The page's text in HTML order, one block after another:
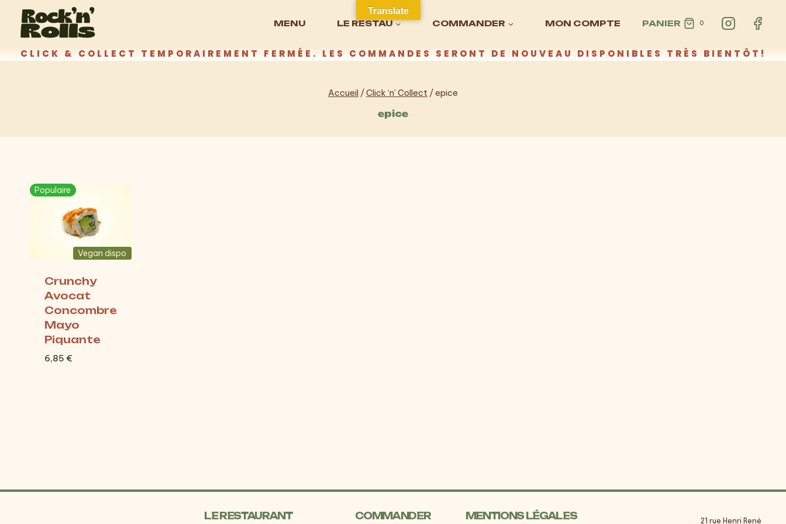
contenu
MENU LE RESTAU COMMANDER MON COMPTE PANIER 0
CLICK & COLLECT TEMPORAIREMENT FERMÉE. LES COMMANDES SERONT DE NOUVEAU DISPONIBLES TRÈS BIENTÔT!
Accueil /Click ‘n’ Collect /epice
epice
Populaire
Vegan dispo
Crunchy
Avocat
Concombre
Mayo
Piquante
6,85 €
LE RESTAURANT COMMANDER MENTIONS LÉGALES 21 rue Henri René
Translate